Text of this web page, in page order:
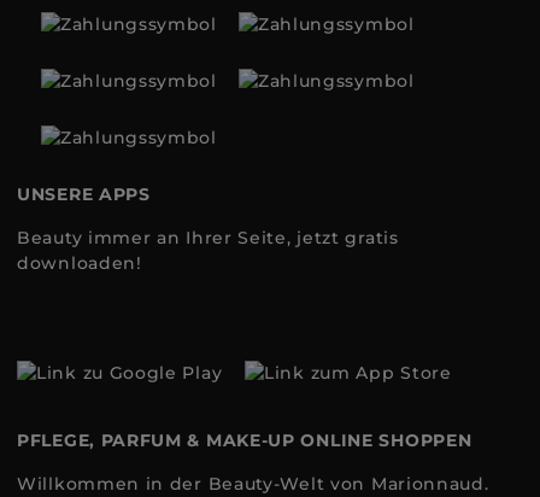
UNSERE APPS
Beauty immer an Ihrer Seite, jetzt gratis
downloaden!
PFLEGE, PARFUM & MAKE-UP ONLINE SHOPPEN
Willkommen in der Beauty-Welt von Marionnaud.